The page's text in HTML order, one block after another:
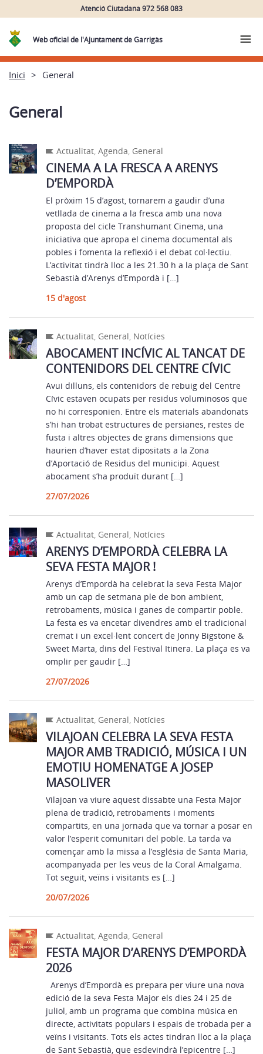
Atenció Ciutadana 972 568 083
Web oficial de l'Ajuntament de Garrigàs
Inici General
General
Actualitat,Agenda, General
CINEMA A LA FRESCA A ARENYS
D’EMPORDÀ
El pròxim 15 d’agost, tornarem a gaudir d’una
vetllada de cinema a la fresca amb una nova
proposta del cicle Transhumant Cinema, una
iniciativa que apropa el cinema documental als
pobles i fomenta la reflexió i el debat col·lectiu.
L’activitat tindrà lloc a les 21.30 h a la plaça de Sant
Sebastià d’Arenys d’Empordà i […]
15 d'agost
Actualitat, General, Notícies
ABOCAMENT INCÍVIC AL TANCAT DE
CONTENIDORS DEL CENTRE CÍVIC
Avui dilluns, els contenidors de rebuig del Centre
Cívic estaven ocupats per residus voluminosos que
no hi corresponien. Entre els materials abandonats
s’hi han trobat estructures de persianes, restes de
fusta i altres objectes de grans dimensions que
haurien d’haver estat dipositats a la Zona
d’Aportació de Residus del municipi. Aquest
abocament s’ha produït durant […]
27/07/2026
Actualitat, General, Notícies
ARENYS D’EMPORDÀ CELEBRA LA
SEVA FESTA MAJOR !
Arenys d’Empordà ha celebrat la seva Festa Major
amb un cap de setmana ple de bon ambient,
retrobaments, música i ganes de compartir poble.
La festa es va encetar divendres amb el tradicional
cremat i un excel·lent concert de Jonny Bigstone &
Sweet Marta, dins del Festival Itinera. La plaça es va
omplir per gaudir […]
27/07/2026
Actualitat, General, Notícies
VILAJOAN CELEBRA LA SEVA FESTA
MAJOR AMB TRADICIÓ, MÚSICA I UN
EMOTIU HOMENATGE A JOSEP
MASOLIVER
Vilajoan va viure aquest dissabte una Festa Major
plena de tradició, retrobaments i moments
compartits, en una jornada que va tornar a posar en
valor l’esperit comunitari del poble. La tarda va
començar amb la missa a l’església de Santa Maria,
acompanyada per les veus de la Coral Amalgama.
Tot seguit, veïns i visitants es […]
20/07/2026
Actualitat,Agenda, General
FESTA MAJOR D’ARENYS D’EMPORDÀ
2026
Arenys d’Empordà es prepara per viure una nova
edició de la seva Festa Major els dies 24 i 25 de
juliol, amb un programa que combina música en
directe, activitats populars i espais de trobada per a
veïns i visitants. Tots els actes tindran lloc a la plaça
de Sant Sebastià, que esdevindrà l’epicentre […]